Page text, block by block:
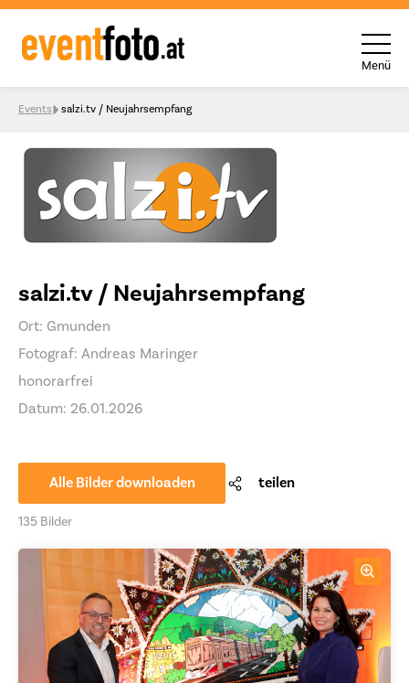
Skip to content
Menü
Events salzi.tv / Neujahrsempfang
salzi.tv / Neujahrsempfang
Ort: Gmunden
Fotograf: Andreas Maringer
honorarfrei
Datum: 26.01.2026
Alle Bilder downloaden teilen
135 Bilder